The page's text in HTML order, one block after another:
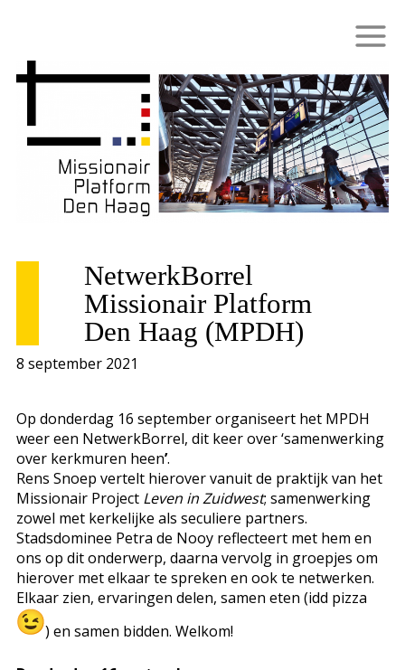
NetwerkBorrel
Missionair Platform
Den Haag (MPDH)
8 september 2021
Op donderdag 16 september organiseert het MPDH
weer een NetwerkBorrel, dit keer over ‘samenwerking
over kerkmuren heen’.
Rens Snoep vertelt hierover vanuit de praktijk van het
Missionair Project Leven in Zuidwest; samenwerking
zowel met kerkelijke als seculiere partners.
Stadsdominee Petra de Nooy reflecteert met hem en
ons op dit onderwerp, daarna vervolg in groepjes om
hierover met elkaar te spreken en ook te netwerken.
Elkaar zien, ervaringen delen, samen eten (idd pizza
) en samen bidden. Welkom!